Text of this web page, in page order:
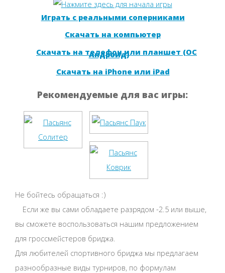
Играть с реальными соперниками
Скачать на компьютер
Скачать на телефон или планшет (ОС
Андроид)
Скачать на iPhone или iPad
Рекомендуемые для вас игры:
Не бойтесь обращаться :)
Если же вы сами обладаете разрядом -2.5 или выше,
вы сможете воспользоваться нашим предложением
для гроссмейстеров бриджа.
Для любителей спортивного бриджа мы предлагаем
разнообразные виды турниров, по формулам